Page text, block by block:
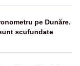
pe Dunăre.
scufundate